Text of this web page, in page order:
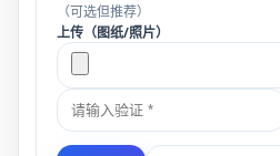
（可选但推荐）
上传（图纸/照片）